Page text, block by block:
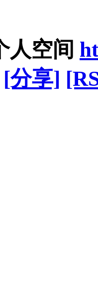
人空间
[分享]